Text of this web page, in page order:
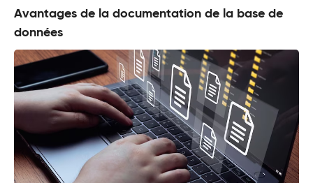
Avantages de la documentation de la base de
données